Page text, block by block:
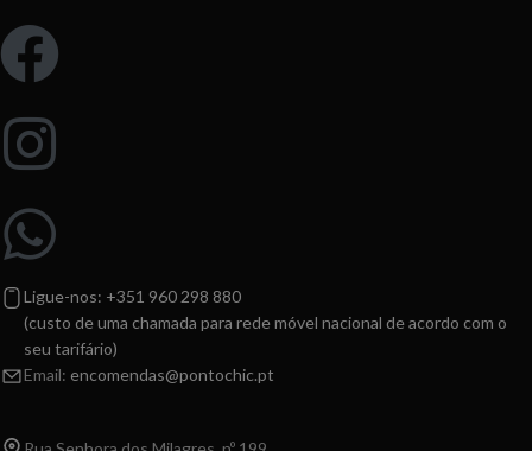
Ligue-nos: +351 960 298 880
(custo de uma chamada para rede móvel nacional de acordo com o
seu tarifário)
Email: encomendas@pontochic.pt